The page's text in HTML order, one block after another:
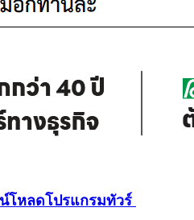
โหลดโปรแกรมทัวร์